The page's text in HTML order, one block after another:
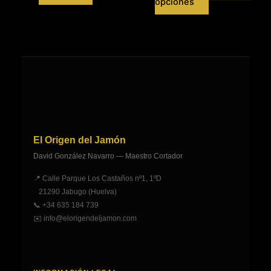
producto
en
la
de
producto
producto
variantes.
El Origen del Jamón
David González Navarro — Maestro Cortador
📍 Calle Parque Los Castaños nº1, 1ºD
21290 Jabugo (Huelva)
📞 +34 635 184 739
✉️ info@elorigendeljamon.com